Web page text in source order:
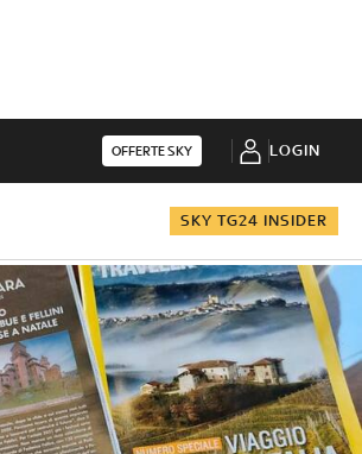
OFFERTE SKY LOGIN
SKY TG24 INSIDER